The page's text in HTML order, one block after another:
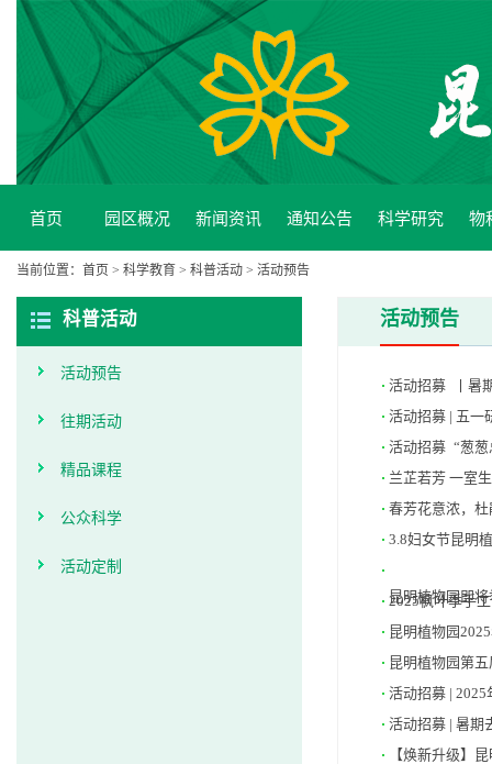
首页 园区概况 新闻资讯 通知公告 科学研究 物
当前位置： 首页 > 科学教育 > 科普活动 > 活动预告
科普活动
活动预告
往期活动
精品课程
公众科学
活动定制
活动预告
活动招募 丨暑
活动招募 | 五一
活动招募 “葱葱
兰芷若芳 一室
春芳花意浓，
3.8妇女节昆明
昆明植物园即
2025枫叶季手
昆明植物园
昆明植物园第
活动招募 | 2025
活动招募 | 暑期
【焕新升级】